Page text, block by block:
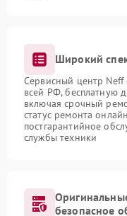
Широкий
Сервисный центр Neff
всей РФ, бесплатную
включая срочный
статус ремонта
постгарантийное
службы техники
безопасное